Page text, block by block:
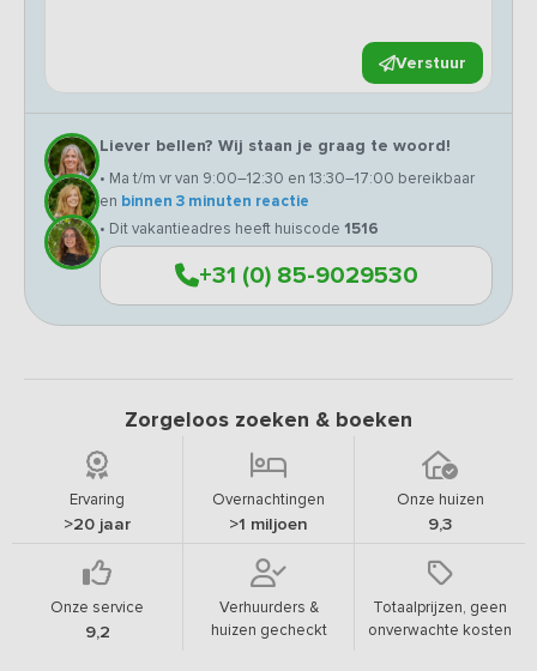
Verstuur
Liever bellen? Wij staan je graag te woord!
• Ma t/m vr van 9:00–12:30 en 13:30–17:00 bereikbaar
en binnen 3 minuten reactie
• Dit vakantieadres heeft huiscode 1516
+31 (0) 85-9029530
Zorgeloos zoeken & boeken
Ervaring
>20 jaar
Overnachtingen
>1 miljoen
Onze huizen
9,3
Onze service
9,2
Verhuurders &
huizen gecheckt
Totaalprijzen, geen
onverwachte kosten